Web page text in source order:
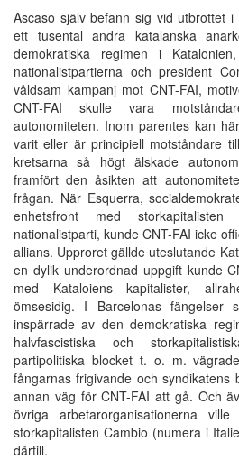
Ascaso själv befann sig vid utbrottet i
ett tusental andra katalanska
demokratiska regimen i
nationalistpartierna och president
våldsam kampanj mot CNT-FAI,
CNT-FAI skulle vara
autonomiteten. Inom parentes kan
varit eller är principiell motståndare
kretsarna så högt älskade
framfört den åsikten att
frågan. När Esquerra,
enhetsfront med storkapitalisten
nationalistparti, kunde CNT-FAI icke
allians. Upproret gällde uteslutande
en dylik underordnad uppgift kunde
med Kataloiens kapitalister,
ömsesidig. I Barcelonas fängelser
inspärrade av den demokratiska
halvfascistiska och
partipolitiska blocket t. o. m.
fångarnas frigivande och syndikatens
annan väg för CNT-FAI att gå. Och
övriga arbetarorganisationerna
storkapitalisten Cambio (numera i
därtill.